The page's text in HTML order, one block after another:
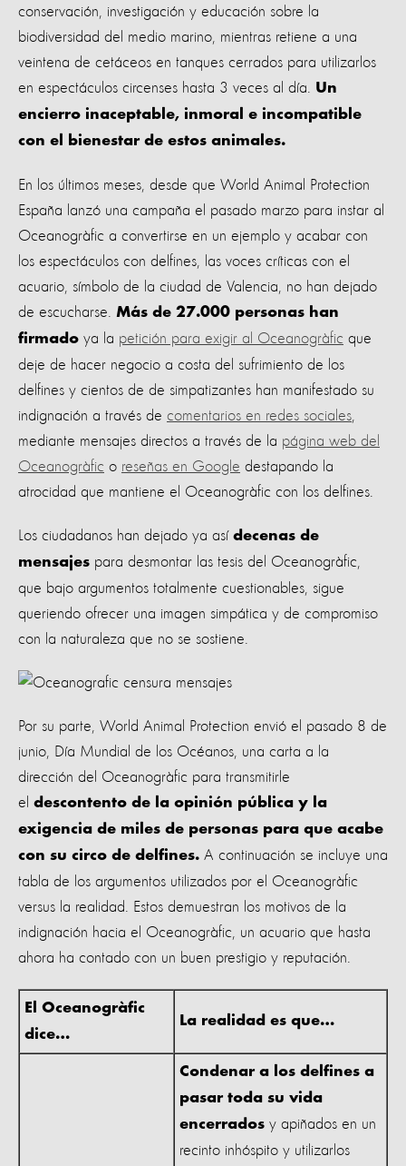
conservación, investigación y educación sobre la
biodiversidad del medio marino, mientras retiene a una
veintena de cetáceos en tanques cerrados para utilizarlos
en espectáculos circenses hasta 3 veces al día.
Un
encierro inaceptable, inmoral e incompatible
con el bienestar de estos animales.
En los últimos meses, desde que World Animal Protection
España lanzó una campaña el pasado marzo para instar al
Oceanogràfic a convertirse en un ejemplo y acabar con
los espectáculos con delfines, las voces críticas con el
acuario, símbolo de la ciudad de Valencia, no han dejado
de escucharse. Más de 27.000 personas han
firmado ya la petición para exigir al Oceanogràfic que
deje de hacer negocio a costa del sufrimiento de los
delfines y cientos de de simpatizantes han manifestado su
indignación a través de comentarios en redes sociales
mediante mensajes directos a través de la página web del
Oceanogràfic o reseñas en Google destapando la
atrocidad que mantiene el Oceanogràfic con los delfines.
Los ciudadanos han dejado ya así decenas de
mensajes para desmontar las tesis del Oceanogràfic,
que bajo argumentos totalmente cuestionables, sigue
queriendo ofrecer una imagen simpática y de compromiso
con la naturaleza que no se sostiene.
Por su parte, World Animal Protection envió el pasado 8 de
junio, Día Mundial de los Océanos, una carta a la
dirección del Oceanogràfic para transmitirle
el descontento de la opinión pública y la
exigencia de miles de personas para que acabe
con su circo de delfines. A continuación se incluye una
tabla de los argumentos utilizados por el Oceanogràfic
versus la realidad. Estos demuestran los motivos de la
indignación hacia el Oceanogràfic, un acuario que hasta
ahora ha contado con un buen prestigio y reputación.
El Oceanogràfic
dice…
La realidad es que…
Condenar a los delfines a
pasar toda su vida
encerrados y apiñados en un
recinto inhóspito y utilizarlos